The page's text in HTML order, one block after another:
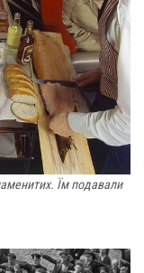
Їм подавали